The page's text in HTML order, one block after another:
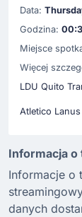
Data:
Godzina:
Miejsce
Więcej
LDU Quito
Atletico
Informacja o
Informacje o
danych